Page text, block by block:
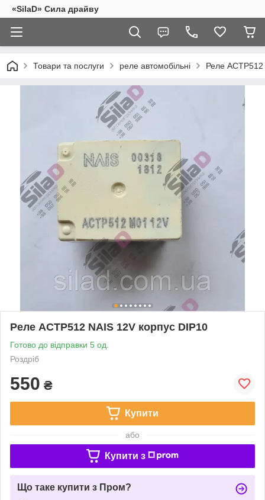
«SilaD» Сила драйву
Товари та послуги реле автомобільні Реле
Реле ACTP512 NAIS 12V корпус DIP10
Готово до відправки 5 од.
Роздріб
550 ₴
Купити
або
Купити з
Що таке купити з Пром?